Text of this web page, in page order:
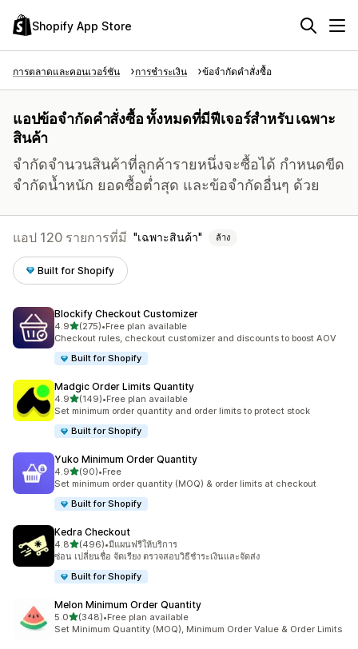
Shopify App Store
การตลาดและคอนเวอร์ชัน การชำระเงิน ข้อจำกัดคำสั่งซื้อ
แอปข้อจำกัดคำสั่งซื้อ ทั้งหมดที่มีฟีเจอร์สำหรับ เฉพาะ
สินค้า
จำกัดจำนวนสินค้าที่ลูกค้ารายหนึ่งจะซื้อได้ กำหนดขีด
จำกัดน้ำหนัก ยอดซื้อต่ำสุด และข้อจำกัดอื่นๆ ด้วย
แอป 120 รายการที่มี เฉพาะสินค้า ล้าง
Built for Shopify
Blockify Checkout Customizer
4.9เต็ม 5 ดาว
(275)
ทั้งหมด 275 รีวิว
•Free plan available
Checkout rules, checkout customizer and discounts to boost AOV
Built for Shopify
Madgic Order Limits Quantity
4.9เต็ม 5 ดาว
(149)
ทั้งหมด 149 รีวิว
•Free plan available
Set minimum order quantity and order limits to protect stock
Built for Shopify
Yuko Minimum Order Quantity
4.9เต็ม 5 ดาว
(90)
ทั้งหมด 90 รีวิว
•Free
Set minimum order quantity (MOQ) & order limits at checkout
Built for Shopify
Kedra Checkout
4.8เต็ม 5 ดาว
(496)
ทั้งหมด 496 รีวิว
•มีแผนฟรีให้บริการ
ซ่อน เปลี่ยนชื่อ จัดเรียง ตรวจสอบวิธีชำระเงินและจัดส่ง
Built for Shopify
Melon Minimum Order Quantity
5.0เต็ม 5 ดาว
(348)
ทั้งหมด 348 รีวิว
•Free plan available
Set Minimum Quantity (MOQ), Minimum Order Value & Order Limits